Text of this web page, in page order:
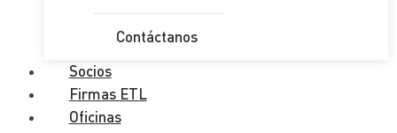
Contáctanos
Socios
Firmas ETL
Oficinas